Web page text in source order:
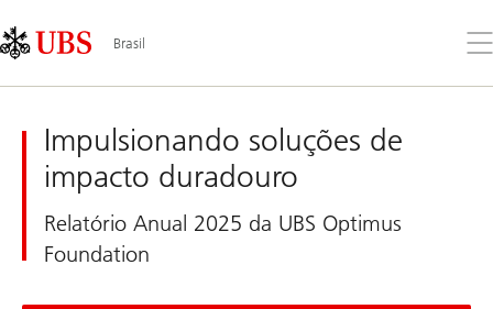
Links
Area
Brasil
o
Impulsionando soluções de
impacto duradouro
Relatório Anual 2025 da UBS Optimus
Foundation